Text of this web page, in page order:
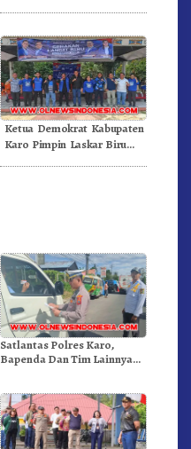
Ketua Demokrat Kabupaten
Karo Pimpin Laskar Biru
Satlantas Polres Karo,
Bapenda Dan Tim Lainnya